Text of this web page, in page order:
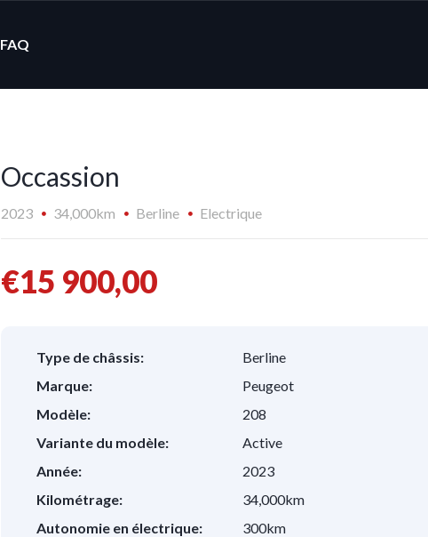
FAQ
Occassion
2023 34,000km Berline Electrique
€15 900,00
Type de châssis:
Berline
Marque:
Peugeot
Modèle:
208
Variante du modèle:
Active
Année:
2023
Kilométrage:
34,000km
Autonomie en électrique:
300km